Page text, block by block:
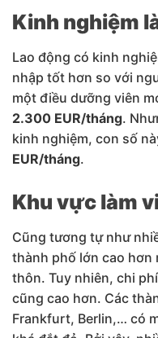
Kinh nghiệm
Lao động có kinh
nhập tốt hơn so với
một điều dưỡng viên
2.300 EUR/tháng.
kinh nghiệm, con số
EUR/tháng.
Khu vực làm
Cũng tương tự như
thành phố lớn cao hơn
thôn. Tuy nhiên, chi
cũng cao hơn. Các
Frankfurt, Berlin,… có